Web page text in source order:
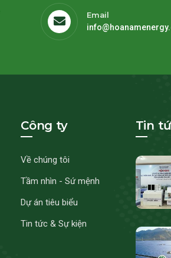
Email
Công ty
Về chúng tôi
Tầm nhìn - Sứ mệnh
Dự án tiêu biểu
Tin tức & Sự kiện
Tin